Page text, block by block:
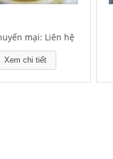
mại: Liên hệ
Xem chi tiết